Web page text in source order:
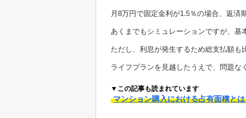
月8万円で固定金利が1.5％の場合、返済
あくまでもシミュレーションですが、基
ただし、利息が発生するため総支払額も
ライフプランを見越したうえで、問題な
▼この記事も読まれています
マンション購入における占有面積と